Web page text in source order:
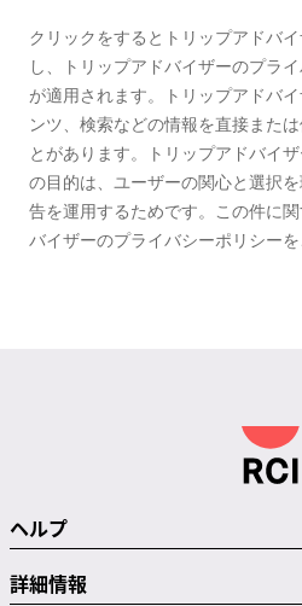
クリックをするとトリップアドバ
し、トリップアドバイザーのプラ
が適用されます。トリップアドバ
ンツ、検索などの情報を直接また
とがあります。トリップアドバイ
の目的は、ユーザーの関心と選択
告を運用するためです。この件に
バイザーのプライバシーポリシーを
ヘルプ
詳細情報